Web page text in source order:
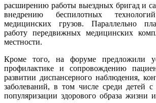
расширению работы выездных бригад и
внедрению беспилотных
медицинских грузов. Параллельно
работу передвижных медицинских
местности.
Кроме того, на форуме предложили
профилактике и сопровождению
развитии диспансерного наблюдения,
заболеваний, в том числе среди детей
популяризации здорового образа жизни